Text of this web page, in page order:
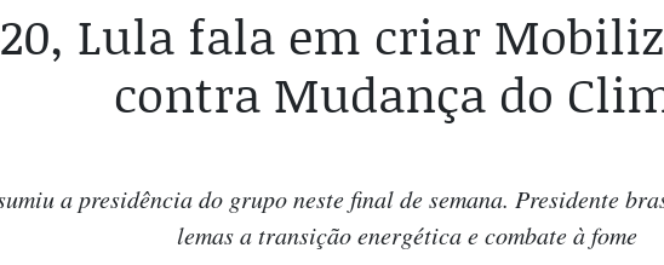
Lula fala em criar
contra Mudança do
a presidência do grupo neste final de semana. Presidente
lemas a transição energética e combate à fome